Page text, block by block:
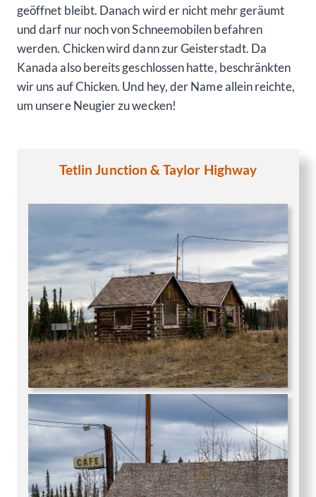
geöffnet bleibt. Danach wird er nicht mehr geräumt
und darf nur noch von Schneemobilen befahren
werden. Chicken wird dann zur Geisterstadt. Da
Kanada also bereits geschlossen hatte, beschränkten
wir uns auf Chicken. Und hey, der Name allein reichte,
um unsere Neugier zu wecken!
Tetlin Junction & Taylor Highway